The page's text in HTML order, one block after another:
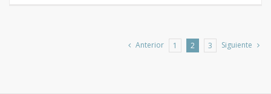
Anterior 1 2 3 Siguiente